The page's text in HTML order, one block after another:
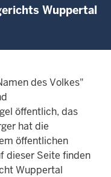
Wuppertal
des Volkes"
öffentlich, das
hat die
öffentlichen
dieser Seite finden
Wuppertal